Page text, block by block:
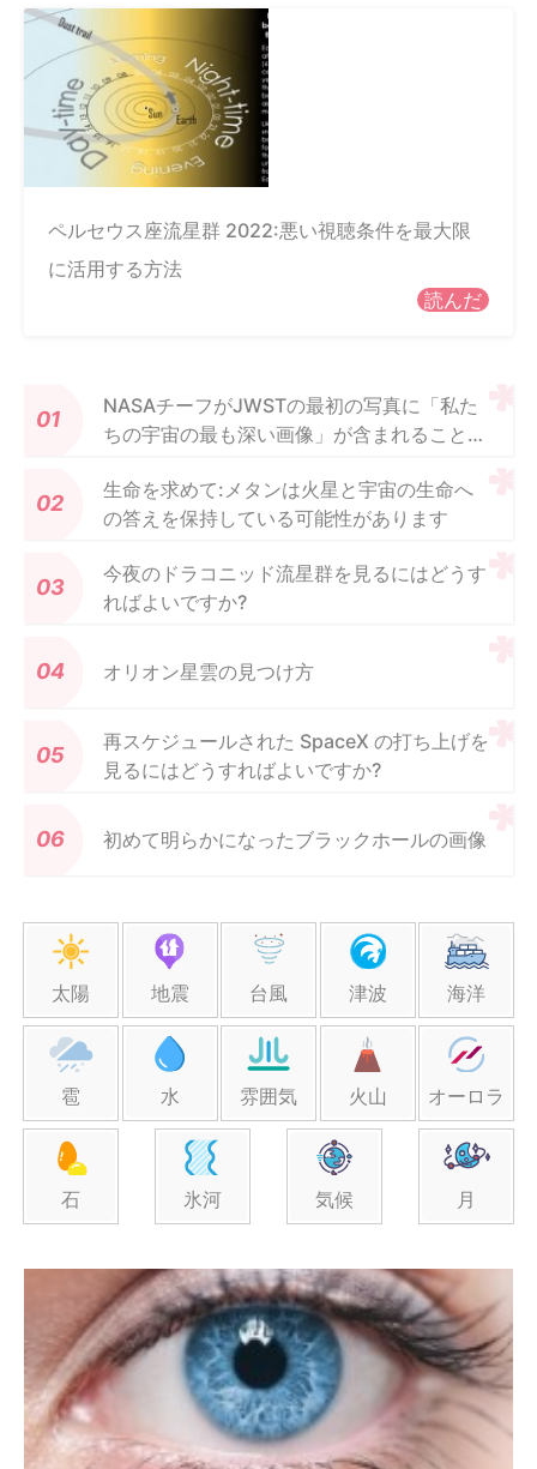
ペルセウス座流星群 2022:悪い視聴条件を最大限
に活用する方法
読んだ
NASAチーフがJWSTの最初の写真に「私た
ちの宇宙の最も深い画像」が含まれることを
生命を求めて:メタンは火星と宇宙の生命へ
の答えを保持している可能性があります
今夜のドラコニッド流星群を見るにはどうす
ればよいですか?
オリオン星雲の見つけ方
再スケジュールされた SpaceX の打ち上げを
見るにはどうすればよいですか?
初めて明らかになったブラックホールの画像
太陽 地震 台風 津波 海洋
雹 水 雰囲気 火山 オーロラ
石 氷河 気候 月